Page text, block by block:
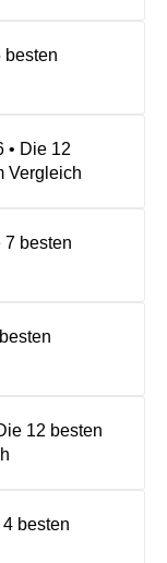
besten
• Die 12
Vergleich
7 besten
12 besten
besten